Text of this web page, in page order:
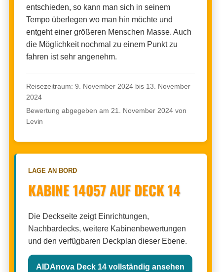
entschieden, so kann man sich in seinem
Tempo überlegen wo man hin möchte und
entgeht einer größeren Menschen Masse. Auch
die Möglichkeit nochmal zu einem Punkt zu
fahren ist sehr angenehm.
Reisezeitraum: 9. November 2024 bis 13. November
2024
Bewertung abgegeben am 21. November 2024 von
Levin
LAGE AN BORD
KABINE 14057 AUF DECK 14
Die Deckseite zeigt Einrichtungen,
Nachbardecks, weitere Kabinenbewertungen
und den verfügbaren Deckplan dieser Ebene.
AIDAnova Deck 14 vollständig ansehen